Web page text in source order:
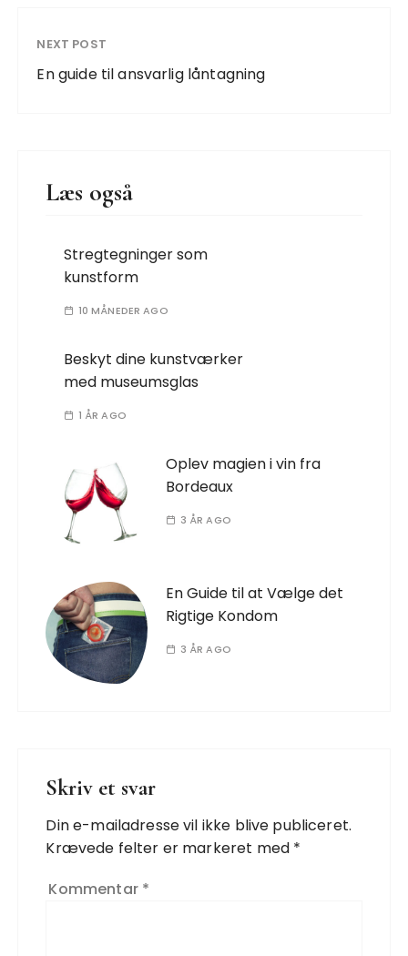
NEXT POST
En guide til ansvarlig låntagning
Læs også
Stregtegninger som
kunstform
10 MÅNEDER AGO
Beskyt dine kunstværker
med museumsglas
1 ÅR AGO
Oplev magien i vin fra
Bordeaux
3 ÅR AGO
En Guide til at Vælge det
Rigtige Kondom
3 ÅR AGO
Skriv et svar
Din e-mailadresse vil ikke blive publiceret.
Krævede felter er markeret med *
Kommentar *